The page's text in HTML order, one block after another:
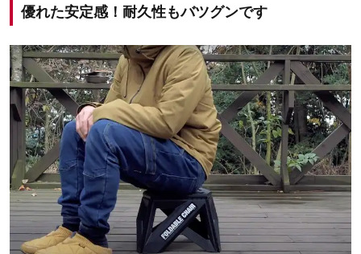
優れた安定感！耐久性もバツグンです